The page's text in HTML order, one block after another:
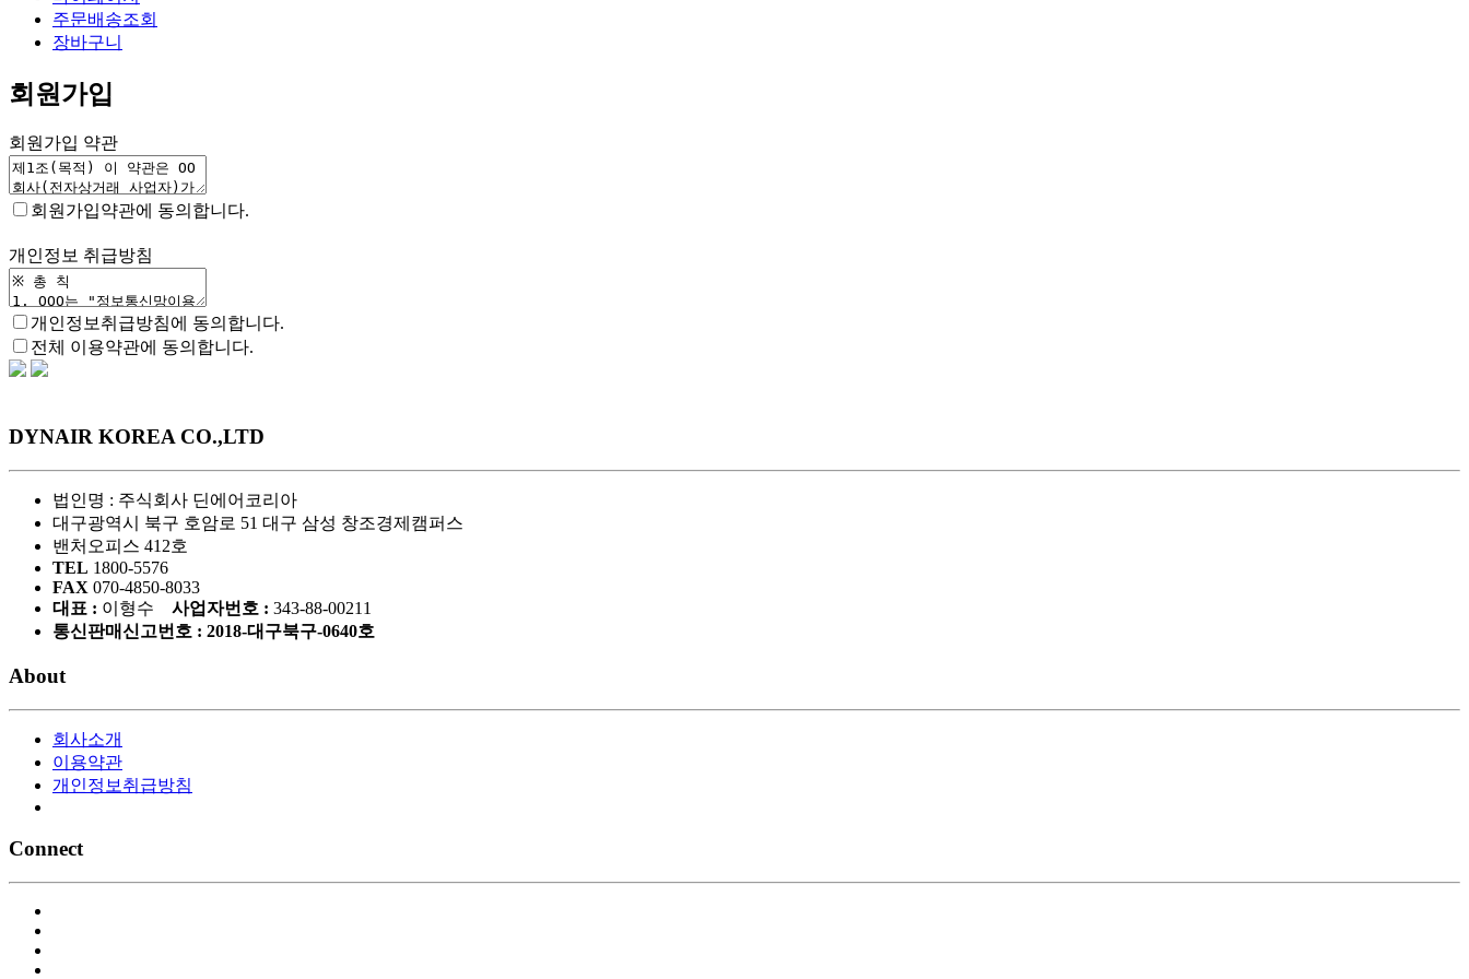
주문배송조회
장바구니
회원가입
회원가입 약관
회원가입약관에 동의합니다.
개인정보 취급방침
개인정보취급방침에 동의합니다.
전체 이용약관에 동의합니다.
DYNAIR KOREA CO.,LTD
법인명 : 주식회사 딘에어코리아
대구광역시 북구 호암로 51 대구 삼성 창조경제캠퍼스
밴처오피스 412호
TEL 1800-5576
FAX 070-4850-8033
대표 : 이형수 사업자번호 : 343-88-00211
통신판매신고번호 : 2018-대구북구-0640호
About
회사소개
이용약관
개인정보취급방침
Connect